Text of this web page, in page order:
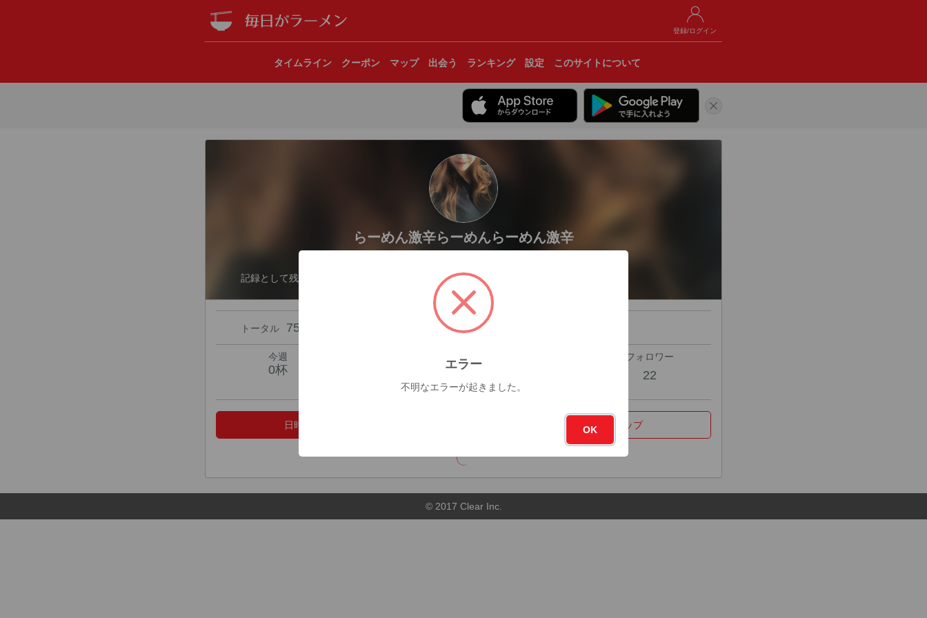
登録/ログイン
タイムライン クーポン マップ 出会う ランキング 設定 このサイトについて
らーめん激辛らーめんらーめん激辛
記録として残してるだけです🫨
トータル 757杯
今週
0杯
フォロワー
22
日時順 マップ
© 2017 Clear Inc.
エラー
不明なエラーが起きました。
OK